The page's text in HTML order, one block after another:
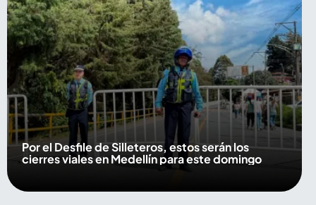
Por el Desfile de Silleteros, estos serán los
cierres viales en Medellín para este domingo